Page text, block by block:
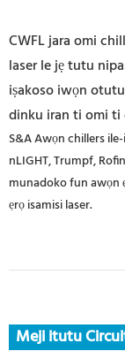
CWFL jara omi
laser le jẹ tutu
iṣakoso iwọn
dinku iran ti omi ti
S&A Awọn chillers
nLIGHT, Trumpf,
munadoko fun awọn
ẹrọ isamisi laser.
Meji itutu